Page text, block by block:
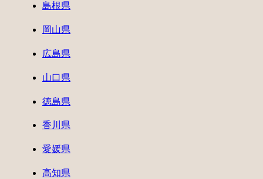
島根県
岡山県
広島県
山口県
徳島県
香川県
愛媛県
高知県